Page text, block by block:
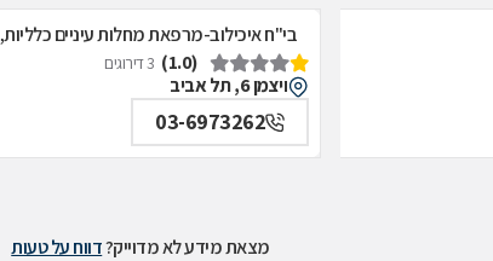
ראש,צוואר,פה,לסתות-מערך,
בי"ח איכילוב-מרפאת מחלות עיניים כלליות,
תל אביב
(1.0) 3 דירוגים
ויצמן 6, תל אביב
03-6973262
מצאת מידע לא מדוייק?דווח על טעות